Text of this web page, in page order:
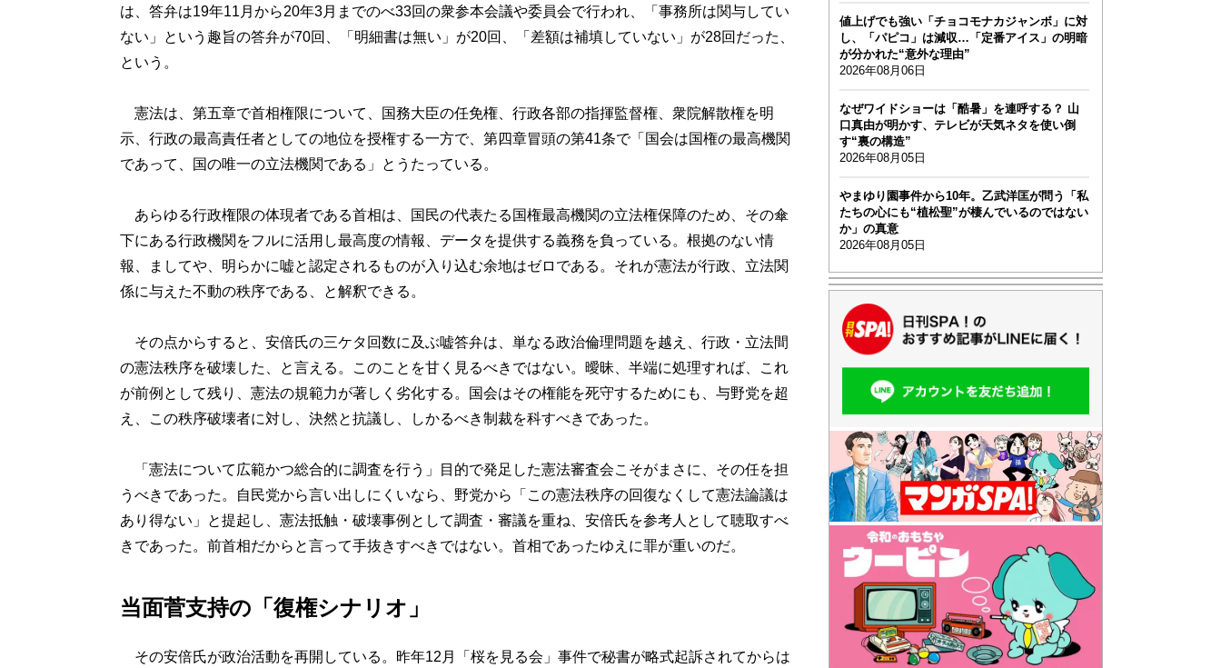
は、答弁は19年11月から20年3月までのべ33回の衆参本会議や委員会で行われ、「事務所は関与してい
ない」という趣旨の答弁が70回、「明細書は無い」が20回、「差額は補填していない」が28回だった、
という。
憲法は、第五章で首相権限について、国務大臣の任免権、行政各部の指揮監督権、衆院解散権を明
示、行政の最高責任者としての地位を授権する一方で、第四章冒頭の第41条で「国会は国権の最高機関
であって、国の唯一の立法機関である」とうたっている。
あらゆる行政権限の体現者である首相は、国民の代表たる国権最高機関の立法権保障のため、その傘
下にある行政機関をフルに活用し最高度の情報、データを提供する義務を負っている。根拠のない情
報、ましてや、明らかに嘘と認定されるものが入り込む余地はゼロである。それが憲法が行政、立法関
係に与えた不動の秩序である、と解釈できる。
その点からすると、安倍氏の三ケタ回数に及ぶ嘘答弁は、単なる政治倫理問題を越え、行政・立法間
の憲法秩序を破壊した、と言える。このことを甘く見るべきではない。曖昧、半端に処理すれば、これ
が前例として残り、憲法の規範力が著しく劣化する。国会はその権能を死守するためにも、与野党を超
え、この秩序破壊者に対し、決然と抗議し、しかるべき制裁を科すべきであった。
「憲法について広範かつ総合的に調査を行う」目的で発足した憲法審査会こそがまさに、その任を担
うべきであった。自民党から言い出しにくいなら、野党から「この憲法秩序の回復なくして憲法論議は
あり得ない」と提起し、憲法抵触・破壊事例として調査・審議を重ね、安倍氏を参考人として聴取すべ
きであった。前首相だからと言って手抜きすべきではない。首相であったゆえに罪が重いのだ。
当面菅支持の「復権シナリオ」
その安倍氏が政治活動を再開している。昨年12月「桜を見る会」事件で秘書が略式起訴されてからは
値上げでも強い「チョコモナカジャンボ」に対
し、「パピコ」は減収…「定番アイス」の明暗
が分かれた“意外な理由”
2026年08月06日
なぜワイドショーは「酷暑」を連呼する？ 山
口真由が明かす、テレビが天気ネタを使い倒
す“裏の構造”
2026年08月05日
やまゆり園事件から10年。乙武洋匡が問う「私
たちの心にも“植松聖”が棲んでいるのではない
か」の真意
2026年08月05日